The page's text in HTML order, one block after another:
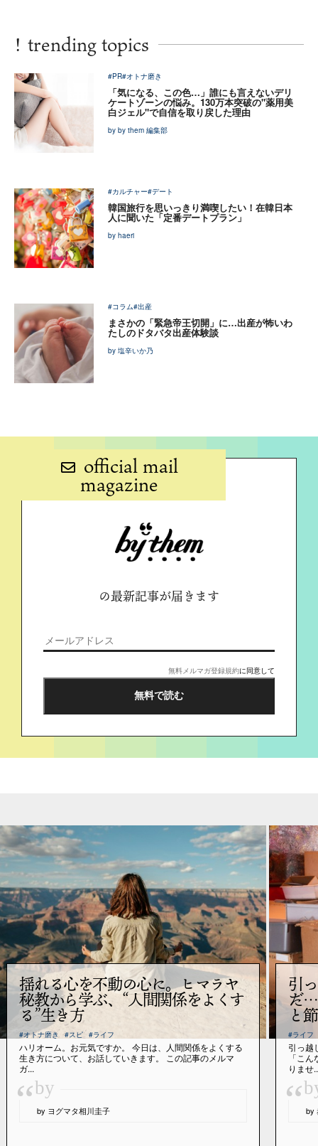
! trending topics
#PR#オトナ磨き
「気になる、この色…」誰にも言えないデリ
ケートゾーンの悩み。130万本突破の"薬用美
白ジェル"で自信を取り戻した理由
by by them 編集部
#カルチャー#デート
韓国旅行を思いっきり満喫したい！在韓日本
人に聞いた「定番デートプラン」
by haeri
#コラム#出産
まさかの「緊急帝王切開」に…出産が怖いわ
たしのドタバタ出産体験談
by 塩辛いか乃
official mail
magazine
の最新記事が届きます
無料メルマガ登録規約に同意して
揺れる心を不動の心に。ヒマラヤ
秘教から学ぶ、“人間関係をよくす
る”生き方
#オトナ磨き #スピ #ライフ
ハリオーム。お元気ですか。 今日は、人間関係をよくする
生き方について、お話していきます。 この記事のメルマ
ガ...
“by
by ヨグマタ相川圭子
引
だ…
と
#ライフ
引っ越
「こ
りませ
“ by